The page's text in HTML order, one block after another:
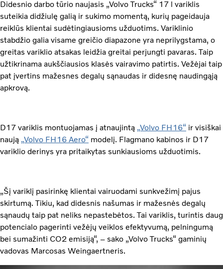
Didesnio darbo tūrio naujasis „Volvo Trucks“ 17 l variklis
suteikia didžiulę galią ir sukimo momentą, kurių pageidauja
reiklūs klientai sudėtingiausioms užduotims. Variklinio
stabdžio galia visame greičio diapazone yra neprilygstama, o
greitas variklio atsakas leidžia greitai perjungti pavaras. Taip
užtikrinama aukščiausios klasės vairavimo patirtis. Vežėjai taip
pat įvertins mažesnes degalų sąnaudas ir didesnę naudingąją
apkrovą.
D17 variklis montuojamas į atnaujintą „Volvo FH16“ ir visiškai
naują „Volvo FH16 Aero“ modelį. Flagmano kabinos ir D17
variklio derinys yra pritaikytas sunkiausioms užduotimis.
„Šį variklį pasirinkę klientai vairuodami sunkvežimį pajus
skirtumą. Tikiu, kad didesnis našumas ir mažesnės degalų
sąnaudų taip pat neliks nepastebėtos. Tai variklis, turintis daug
potencialo pagerinti vežėjų veiklos efektyvumą, pelningumą
bei sumažinti CO2 emisiją“, – sako „Volvo Trucks“ gaminių
vadovas Marcosas Weingaertneris.